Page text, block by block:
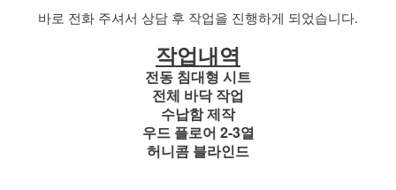
바로 전화 주셔서 상담 후 작업을 진행하게 되었습니다.
작업내역
전동 침대형 시트
전체 바닥 작업
수납함 제작
우드 플로어 2-3열
허니콤 블라인드